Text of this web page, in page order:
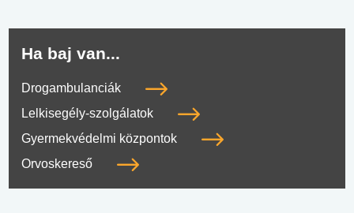
Ha baj van...
Drogambulanciák
Lelkisegély-szolgálatok
Gyermekvédelmi központok
Orvoskereső